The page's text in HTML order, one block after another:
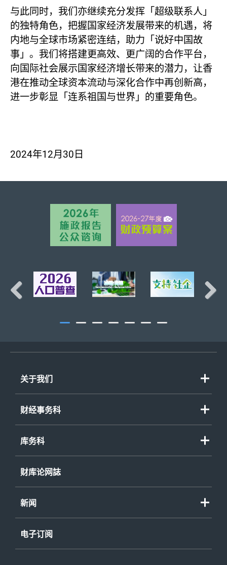
与此同时，我们亦继续充分发挥「超级联系人」
的独特角色，把握国家经济发展带来的机遇，将
内地与全球市场紧密连结，助力「说好中国故
事」。我们将搭建更高效、更广阔的合作平台，
向国际社会展示国家经济增长带来的潜力，让香
港在推动全球资本流动与深化合作中再创新高，
进一步彰显「连系祖国与世界」的重要角色。
2024年12月30日
页首
关于我们
财经事务科
库务科
财库论网誌
新闻
电子订阅